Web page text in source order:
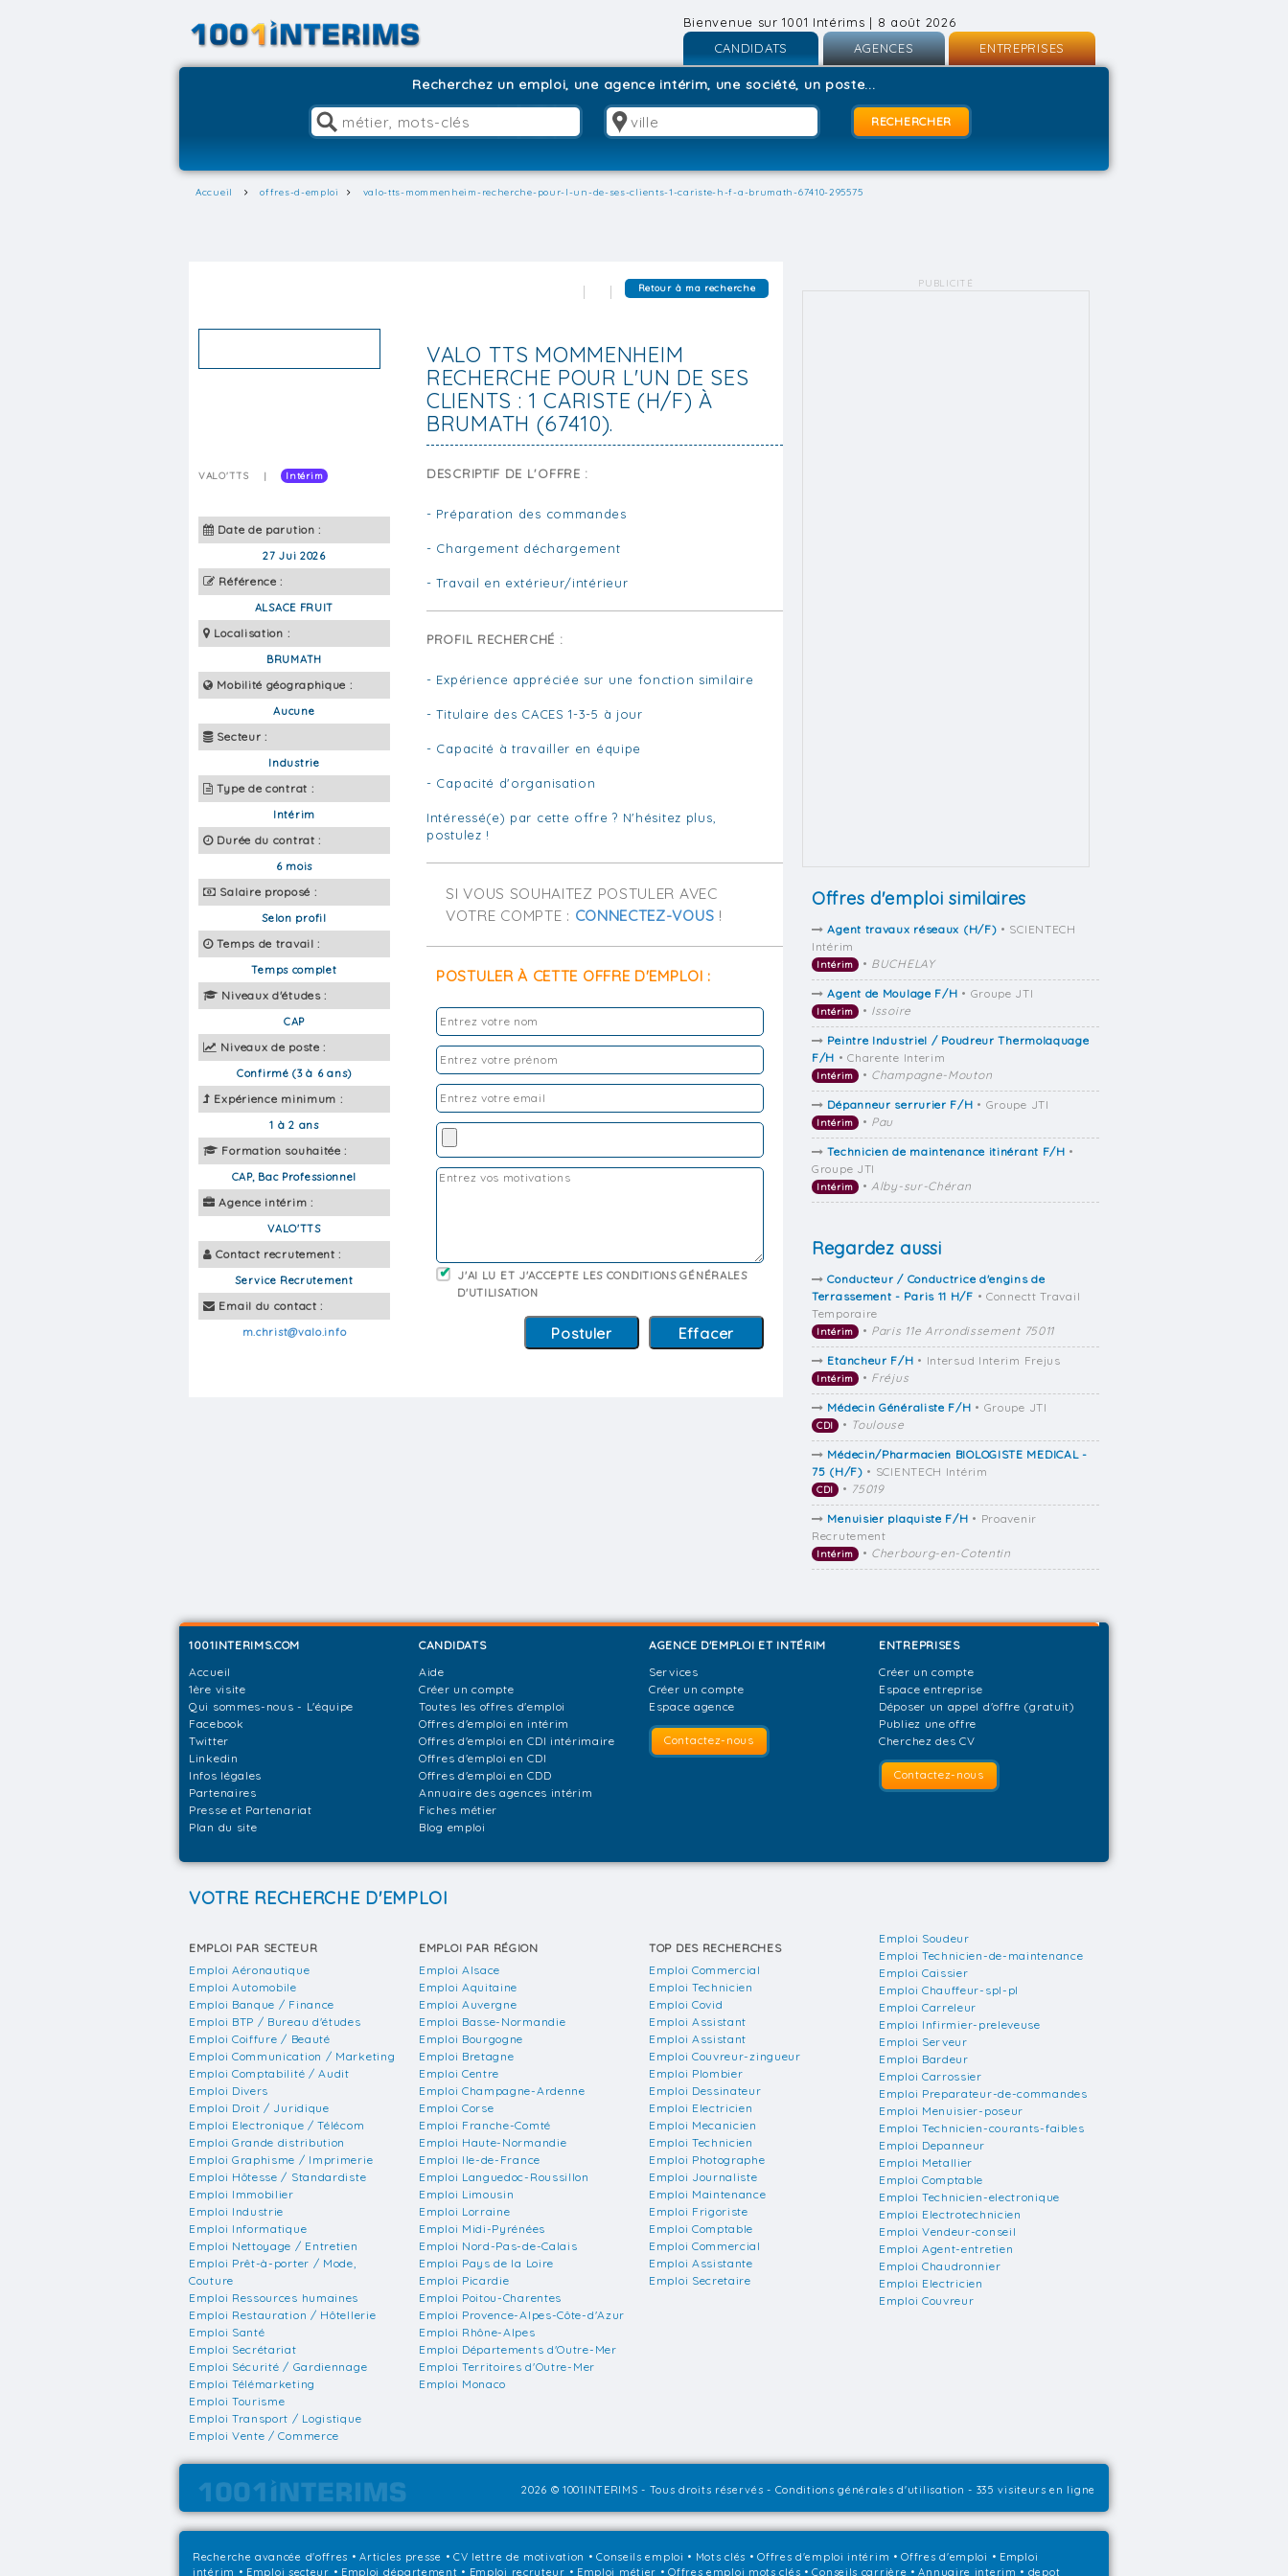
Bienvenue sur 1001 Intérims | 8 août 2026
CANDIDATS
Inscription
AGENCES
Inscription
Connexion
ENTREPRISES
Recherchez un emploi, une agence intérim, une société, un poste...
Accueil offres-d-emploi valo-tts-mommenheim-recherche-pour-l-un-de-ses-clients-1-cariste-h-f-a-brumath-67410-295575
Retour à ma recherche
VALO TTS MOMMENHEIM
RECHERCHE POUR L'UN DE SES
CLIENTS : 1 CARISTE (H/F) À
BRUMATH (67410).
VALO'TTS | Intérim
Date de parution :
27 Jui 2026
Référence :
ALSACE FRUIT
Localisation :
BRUMATH
Mobilité géographique :
Aucune
Secteur :
Industrie
Type de contrat :
Intérim
Durée du contrat :
6 mois
Salaire proposé :
Selon profil
Temps de travail :
Temps complet
Niveaux d'études :
CAP
Niveaux de poste :
Confirmé (3 à 6 ans)
Expérience minimum :
1 à 2 ans
Formation souhaitée :
CAP, Bac Professionnel
Agence intérim :
VALO'TTS
Contact recrutement :
Service Recrutement
Email du contact :
m.christ@valo.info
DESCRIPTIF DE L'OFFRE :
- Préparation des commandes
- Chargement déchargement
- Travail en extérieur/intérieur
PROFIL RECHERCHÉ :
- Expérience appréciée sur une fonction similaire
- Titulaire des CACES 1-3-5 à jour
- Capacité à travailler en équipe
- Capacité d'organisation
Intéressé(e) par cette offre ? N'hésitez plus,
postulez !
SI VOUS SOUHAITEZ POSTULER AVEC
VOTRE COMPTE : CONNECTEZ-VOUS !
POSTULER À CETTE OFFRE D'EMPLOI :
J'AI LU ET J'ACCEPTE LES CONDITIONS GÉNÉRALES
D'UTILISATION
PUBLICITÉ
Offres d'emploi similaires
Agent travaux réseaux (H/F) • SCIENTECH
Intérim
Intérim • BUCHELAY
Agent de Moulage F/H • Groupe JTI
Intérim • Issoire
Peintre Industriel / Poudreur Thermolaquage
F/H • Charente Interim
Intérim • Champagne-Mouton
Dépanneur serrurier F/H • Groupe JTI
Intérim • Pau
Technicien de maintenance itinérant F/H •
Groupe JTI
Intérim •Alby-sur-Chéran
Regardez aussi
Conducteur / Conductrice d'engins de
Terrassement - Paris 11 H/F • Connectt Travail
Temporaire
Intérim • Paris 11e Arrondissement 75011
Etancheur F/H • Intersud Interim Frejus
Intérim • Fréjus
Médecin Généraliste F/H • Groupe JTI
CDI • Toulouse
Médecin/Pharmacien BIOLOGISTE MEDICAL -
75 (H/F) • SCIENTECH Intérim
CDI • 75019
Menuisier plaquiste F/H • Proavenir
Recrutement
Intérim • Cherbourg-en-Cotentin
1001INTERIMS.COM
Accueil
1ère visite
Qui sommes-nous - L'équipe
Facebook
Twitter
Linkedin
Infos légales
Partenaires
Presse et Partenariat
Plan du site
CANDIDATS
Aide
Créer un compte
Toutes les offres d'emploi
Offres d'emploi en intérim
Offres d'emploi en CDI intérimaire
Offres d'emploi en CDI
Offres d'emploi en CDD
Annuaire des agences intérim
Fiches métier
Blog emploi
AGENCE D'EMPLOI ET INTÉRIM
Services
Créer un compte
Espace agence
Contactez-nous
ENTREPRISES
Créer un compte
Espace entreprise
Déposer un appel d'offre (gratuit)
Publiez une offre
Cherchez des CV
Contactez-nous
VOTRE RECHERCHE D'EMPLOI
EMPLOI PAR SECTEUR
Emploi Aéronautique
Emploi Automobile
Emploi Banque / Finance
Emploi BTP / Bureau d'études
Emploi Coiffure / Beauté
Emploi Communication / Marketing
Emploi Comptabilité / Audit
Emploi Divers
Emploi Droit / Juridique
Emploi Electronique / Télécom
Emploi Grande distribution
Emploi Graphisme / Imprimerie
Emploi Hôtesse / Standardiste
Emploi Immobilier
Emploi Industrie
Emploi Informatique
Emploi Nettoyage / Entretien
Emploi Prêt-à-porter / Mode,
Couture
Emploi Ressources humaines
Emploi Restauration / Hôtellerie
Emploi Santé
Emploi Secrétariat
Emploi Sécurité / Gardiennage
Emploi Télémarketing
Emploi Tourisme
Emploi Transport / Logistique
Emploi Vente / Commerce
EMPLOI PAR RÉGION
Emploi Alsace
Emploi Aquitaine
Emploi Auvergne
Emploi Basse-Normandie
Emploi Bourgogne
Emploi Bretagne
Emploi Centre
Emploi Champagne-Ardenne
Emploi Corse
Emploi Franche-Comté
Emploi Haute-Normandie
Emploi Ile-de-France
Emploi Languedoc-Roussillon
Emploi Limousin
Emploi Lorraine
Emploi Midi-Pyrénées
Emploi Nord-Pas-de-Calais
Emploi Pays de la Loire
Emploi Picardie
Emploi Poitou-Charentes
Emploi Provence-Alpes-Côte-d'Azur
Emploi Rhône-Alpes
Emploi Départements d'Outre-Mer
Emploi Territoires d'Outre-Mer
Emploi Monaco
TOP DES RECHERCHES
Emploi Commercial
Emploi Technicien
Emploi Covid
Emploi Assistant
Emploi Assistant
Emploi Couvreur-zingueur
Emploi Plombier
Emploi Dessinateur
Emploi Electricien
Emploi Mecanicien
Emploi Technicien
Emploi Photographe
Emploi Journaliste
Emploi Maintenance
Emploi Frigoriste
Emploi Comptable
Emploi Commercial
Emploi Assistante
Emploi Secretaire
Emploi Soudeur
Emploi Technicien-de-maintenance
Emploi Caissier
Emploi Chauffeur-spl-pl
Emploi Carreleur
Emploi Infirmier-preleveuse
Emploi Serveur
Emploi Bardeur
Emploi Carrossier
Emploi Preparateur-de-commandes
Emploi Menuisier-poseur
Emploi Technicien-courants-faibles
Emploi Depanneur
Emploi Metallier
Emploi Comptable
Emploi Technicien-electronique
Emploi Electrotechnicien
Emploi Vendeur-conseil
Emploi Agent-entretien
Emploi Chaudronnier
Emploi Electricien
Emploi Couvreur
2026 © 1001INTERIMS - Tous droits réservés - Conditions générales d'utilisation - 335 visiteurs en ligne
Recherche avancée d'offres •Articles presse • CV lettre de motivation •Conseils emploi • Mots clés •Offres d'emploi intérim •Offres d'emploi • Emploi
intérim • Emploi secteur • Emploi département • Emploi recruteur • Emploi métier •Offres emploi mots clés •Conseils carrière •Annuaire interim • depot